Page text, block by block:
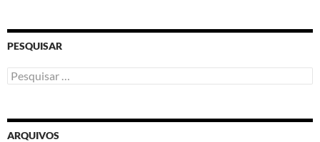
PESQUISAR
Pesquisar
por:
ARQUIVOS